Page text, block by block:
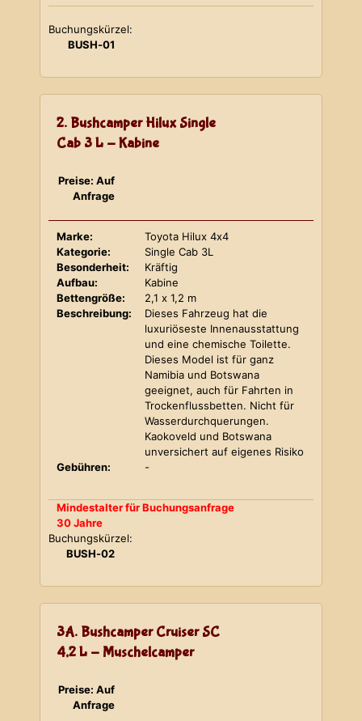
Buchungskürzel:
BUSH-01
2. Bushcamper Hilux Single
Cab 3 L - Kabine
Preise: Auf
Anfrage
Marke:
Toyota Hilux 4x4
Kategorie:
Single Cab 3L
Besonderheit:
Kräftig
Aufbau:
Kabine
Bettengröße:
2,1 x 1,2 m
Beschreibung:
Dieses Fahrzeug hat die
luxuriöseste Innenausstattung
und eine chemische Toilette.
Dieses Model ist für ganz
Namibia und Botswana
geeignet, auch für Fahrten in
Trockenflussbetten. Nicht für
Wasserdurchquerungen.
Kaokoveld und Botswana
unversichert auf eigenes Risiko
Gebühren:
-
Mindestalter für Buchungsanfrage
30 Jahre
Buchungskürzel:
BUSH-02
3A. Bushcamper Cruiser SC
4,2 L - Muschelcamper
Preise: Auf
Anfrage